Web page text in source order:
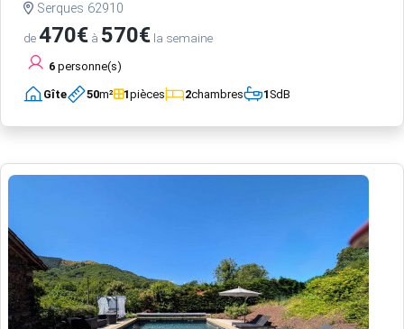
Serques 62910
de470€ à 570€ la semaine
6 personne(s)
Gîte 50m² 1pièces 2chambres 1SdB